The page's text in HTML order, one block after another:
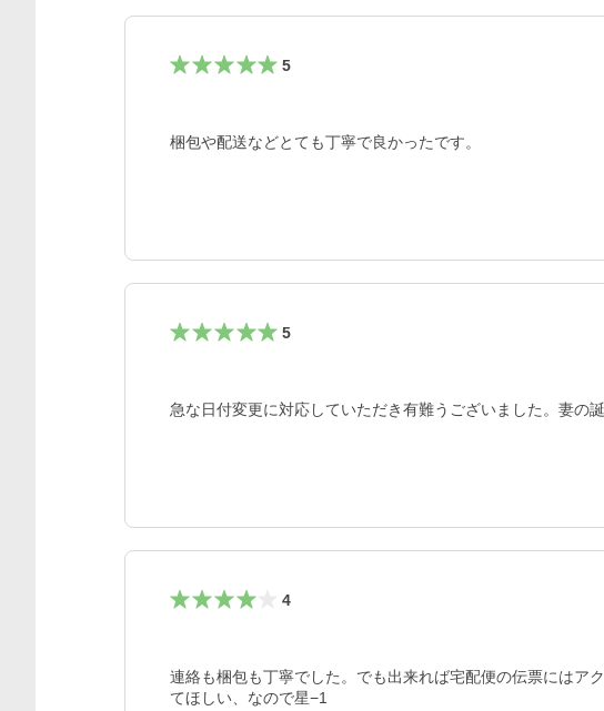
5
梱包や配送などとても丁寧で良かったです。
5
急な日付変更に対応していただき有難うございました。妻の
4
連絡も梱包も丁寧でした。でも出来れば宅配便の伝票にはア
てほしい、なので星−1